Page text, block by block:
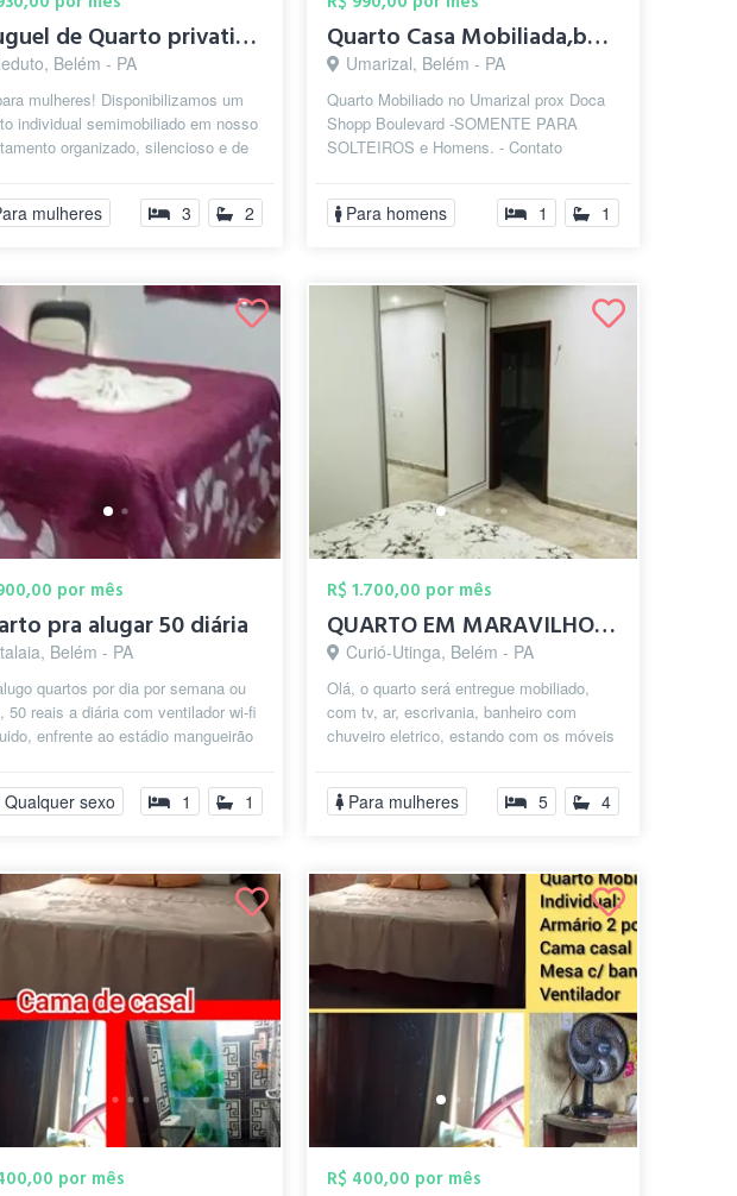
Aluguel de Quarto privativo semimobiliad...
Belém - PA
mulheres! Disponibilizamos um
individual semimobiliado em nosso
organizado, silencioso e de
mulheres 3 2
Quarto Casa Mobiliada,bairro Umarizal pr...
Umarizal, Belém - PA
Quarto Mobiliado no Umarizal prox Doca
Shopp Boulevard -SOMENTE PARA
SOLTEIROS e Homens. - Contato
@tatianesamfurtad...
Para homens 1 1
por mês
pra alugar 50 diária
Belém - PA
quartos por dia por semana ou
50 reais a diária com ventilador wi-fi
enfrente ao estádio mangueirão
Qualquer sexo 1 1
R$ 1.700,00 por mês
QUARTO EM MARAVILHOSA CASA NO CONJ JD IT...
Curió-Utinga, Belém - PA
Olá, o quarto será entregue mobiliado,
com tv, ar, escrivania, banheiro com
chuveiro eletrico, estando com os móveis
Para mulheres 5 4
por mês R$ 400,00 por mês